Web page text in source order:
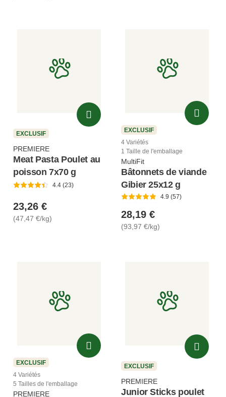
EXCLUSIF
PREMIERE
Meat Pasta Poulet au
poisson 7x70 g
4.4 (23)
23,26 €
(47,47 €/kg)
EXCLUSIF
4 Variétés
1 Taille de l'emballage
MultiFit
Bâtonnets de viande
Gibier 25x12 g
4.9 (57)
28,19 €
(93,97 €/kg)
EXCLUSIF
4 Variétés
5 Tailles de l'emballage
PREMIERE
EXCLUSIF
PREMIERE
Junior Sticks poulet